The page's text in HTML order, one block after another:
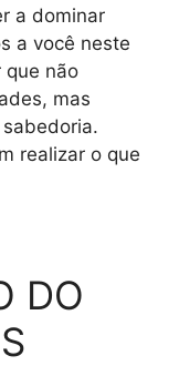
a dominar
a você neste
que não
mas
realizar o que
DO